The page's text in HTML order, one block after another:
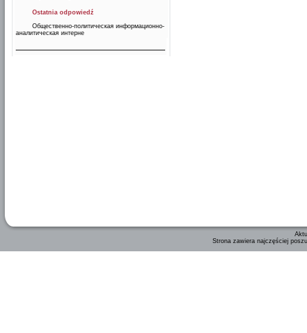
Ostatnia odpowiedź
Общественно-политическая информационно-
аналитическая интерне
Strona zawiera najczęściej